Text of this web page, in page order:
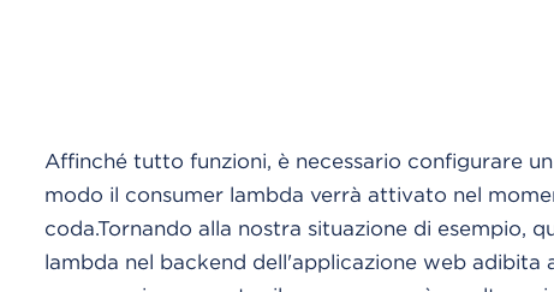
Affinché tutto funzioni, è necessario configurare
modo il consumer lambda verrà attivato nel
coda.Tornando alla nostra situazione di esempio,
lambda nel backend dell'applicazione web adibita